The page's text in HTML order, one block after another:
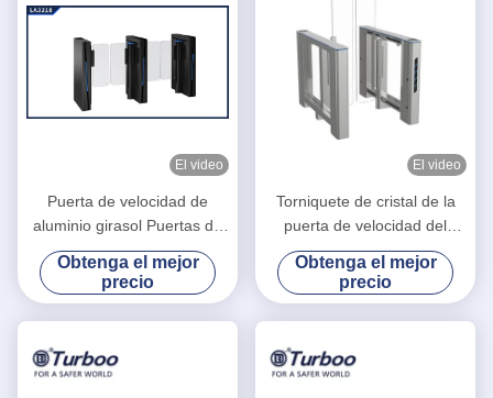
El video
Puerta de velocidad de
aluminio girasol Puertas de
oficina de seguridad Control
de acceso Puerta peatonal
Obtenga el mejor
precio
El video
Torniquete de cristal de la
puerta de velocidad del
control de acceso del RFID
alto con la alta seguridad
para el edificio de oficinas
Obtenga el mejor
precio